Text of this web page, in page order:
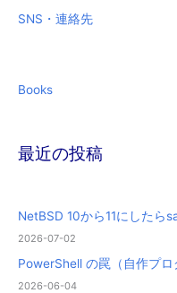
SNS・連絡先
Books
最近の投稿
NetBSD 10から11にしたら
2026-07-02
PowerShell の罠（自作プロ
2026-06-04